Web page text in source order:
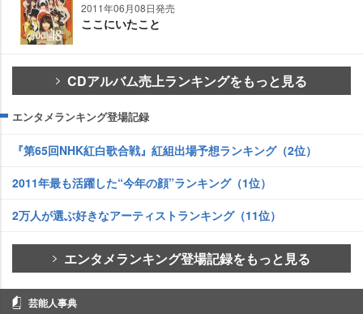
2011年06月08日発売
ここにいたこと
CDアルバム売上ランキングをもっと見る
エンタメランキング登場記録
『第65回NHK紅白歌合戦』紅組出場予想ランキング（2位）
2011年最も活躍した“今年の顔”ランキング（1位）
2万人が選ぶ好きなアーティストランキング（11位）
エンタメランキング登場記録をもっと見る
芸能人事典